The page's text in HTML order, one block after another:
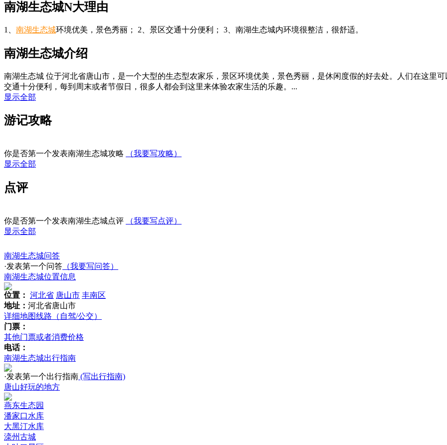
南湖生态城N大理由
1、 南湖生态城环境优美，景色秀丽； 2、景区交通十分便利； 3、南湖生态城内环境很整洁，很舒适。
南湖生态城介绍
南湖生态城 位于河北省唐山市，是一个大型的生态型农家乐，景区环境优美，景色秀丽，是休闲度假的好去处。人们在这里
交通十分便利，每到周末或者节假日，很多人都会到这里来体验农家生活的乐趣。...
显示全部
游记攻略
你是否第一个发表南湖生态城攻略
（我要写攻略）
显示全部
点评
你是否第一个发表南湖生态城点评
（我要写点评）
显示全部
南湖生态城问答
·发表第一个问答 （我要写问答）
南湖生态城位置信息
位置： 河北省 唐山市 丰南区
地址： 河北省唐山市
详细地图线路（自驾/公交）
门票：
其他门票或者消费价格
电话：
南湖生态城出行指南
·发表第一个出行指南 (写出行指南)
唐山好玩的地方
燕东生态园
潘家口水库
大黑汀水库
滦州古城